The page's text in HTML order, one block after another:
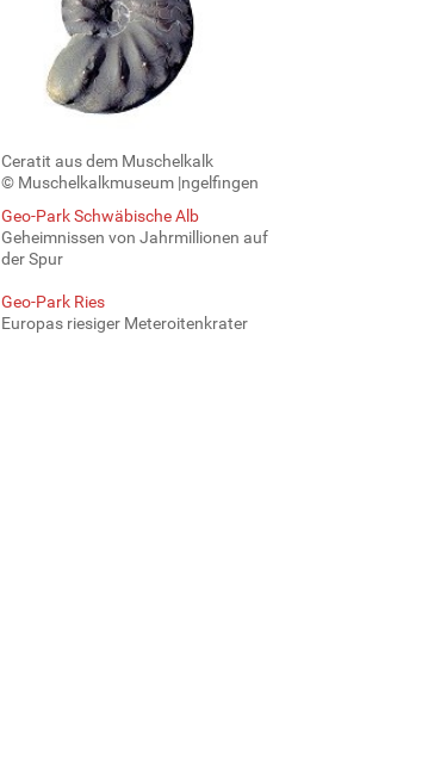
Ceratit aus dem Muschelkalk
© Muschelkalkmuseum |ngelfingen
Geo-Park Schwäbische Alb
Geheimnissen von Jahrmillionen auf
der Spur
Geo-Park Ries
Europas riesiger Meteroitenkrater